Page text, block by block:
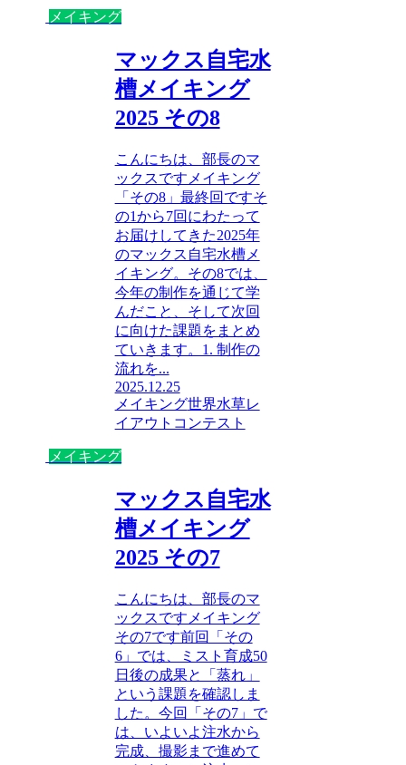
メイキング
マックス自宅水
槽メイキング
2025 その8
こんにちは、部長のマ
ックスですメイキング
「その8」最終回ですそ
の1から7回にわたって
お届けしてきた2025年
のマックス自宅水槽メ
イキング。その8では、
今年の制作を通じて学
んだこと、そして次回
に向けた課題をまとめ
ていきます。1. 制作の
流れを...
2025.12.25
メイキング世界水草レ
イアウトコンテスト
メイキング
マックス自宅水
槽メイキング
2025 その7
こんにちは、部長のマ
ックスですメイキング
その7です前回「その
6」では、ミスト育成50
日後の成果と「蒸れ」
という課題を確認しま
した。今回「その7」で
は、いよいよ注水から
完成、撮影まで進めて